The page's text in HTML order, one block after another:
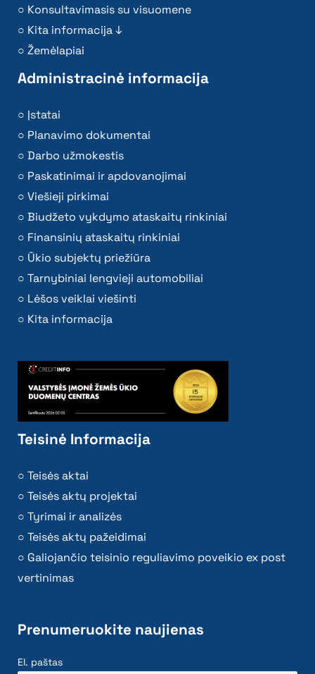
Konsultavimasis su visuomene
Kita informacija ↓
Žemėlapiai
Administracinė informacija
Įstatai
Planavimo dokumentai
Darbo užmokestis
Paskatinimai ir apdovanojimai
Viešieji pirkimai
Biudžeto vykdymo ataskaitų rinkiniai
Finansinių ataskaitų rinkiniai
Ūkio subjektų priežiūra
Tarnybiniai lengvieji automobiliai
Lėšos veiklai viešinti
Kita informacija
Teisinė Informacija
Teisės aktai
Teisės aktų projektai
Tyrimai ir analizės
Teisės aktų pažeidimai
Galiojančio teisinio reguliavimo poveikio ex post
vertinimas
Prenumeruokite naujienas
El. paštas